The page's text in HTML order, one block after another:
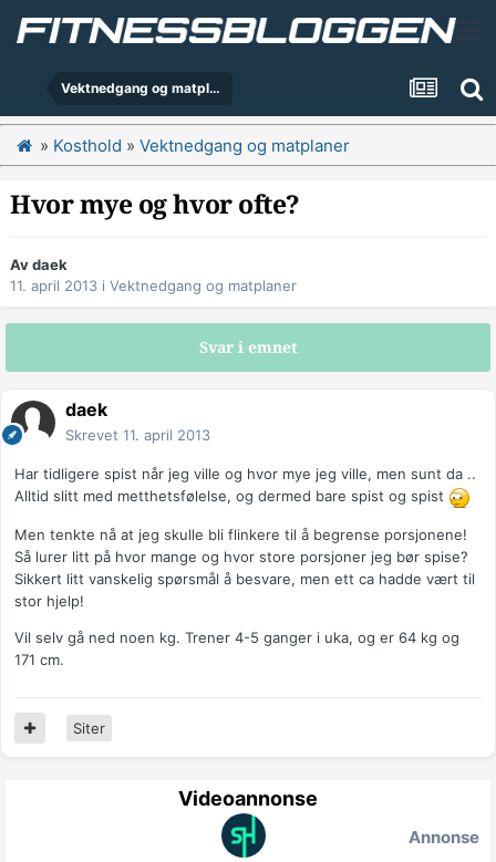
Vektnedgang og matplaner
» Kosthold » Vektnedgang og matplaner
Hvor mye og hvor ofte?
Avdaek
11. april 2013 i Vektnedgang og matplaner
Svar i emnet
daek
Skrevet 11. april 2013
Har tidligere spist når jeg ville og hvor mye jeg ville, men sunt da ..
Alltid slitt med metthetsfølelse, og dermed bare spist og spist
Men tenkte nå at jeg skulle bli flinkere til å begrense porsjonene!
Så lurer litt på hvor mange og hvor store porsjoner jeg bør spise?
Sikkert litt vanskelig spørsmål å besvare, men ett ca hadde vært til
stor hjelp!
Vil selv gå ned noen kg. Trener 4-5 ganger i uka, og er 64 kg og
171 cm.
Siter
Videoannonse
Annonse